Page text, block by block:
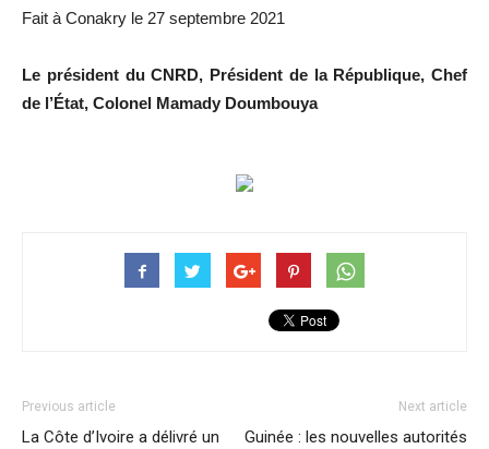
Fait à Conakry le 27 septembre 2021
Le président du CNRD, Président de la République, Chef
de l’État, Colonel Mamady Doumbouya
Previous article
La Côte d’Ivoire a délivré un
Next article
Guinée : les nouvelles autorités